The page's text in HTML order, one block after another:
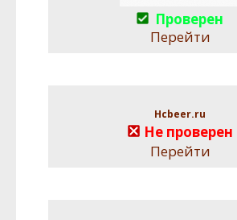
Проверен
Перейти
Hcbeer.ru
Не проверен
Перейти